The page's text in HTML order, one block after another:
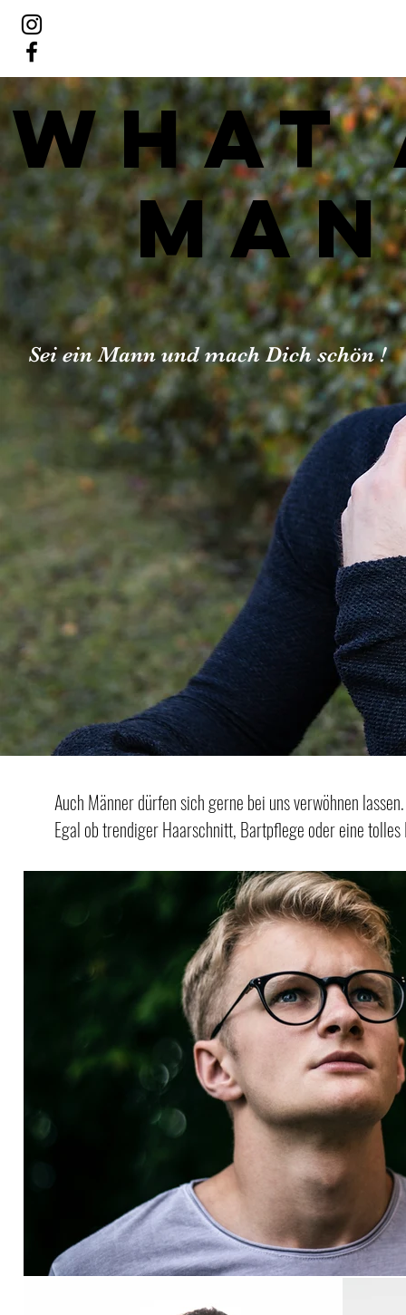
MAN
Sei ein Mann und mach Dich schön !
Auch Männer dürfen sich gerne bei uns verwöhnen
Egal ob trendiger Haarschnitt, Bartpflege oder eine